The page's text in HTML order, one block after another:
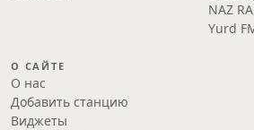
NAZ
Yurd
О САЙТЕ
О нас
Добавить станцию
Виджеты